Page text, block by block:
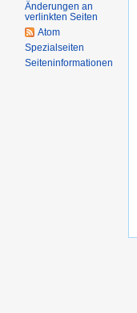
Änderungen an
verlinkten Seiten
Atom
Spezialseiten
Seiteninformationen